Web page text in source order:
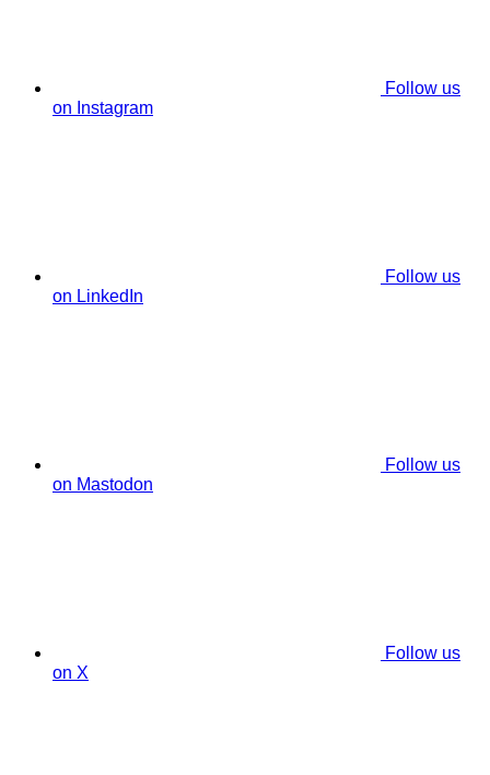
Follow us
on Instagram
Follow us
on LinkedIn
Follow us
on Mastodon
Follow us
on X